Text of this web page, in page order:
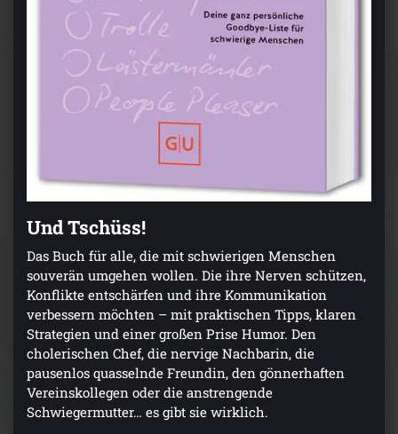
Und Tschüss!
Das Buch für alle, die mit schwierigen Menschen
souverän umgehen wollen. Die ihre Nerven schützen,
Konflikte entschärfen und ihre Kommunikation
verbessern möchten – mit praktischen Tipps, klaren
Strategien und einer großen Prise Humor. Den
cholerischen Chef, die nervige Nachbarin, die
pausenlos quasselnde Freundin, den gönnerhaften
Vereinskollegen oder die anstrengende
Schwiegermutter… es gibt sie wirklich.